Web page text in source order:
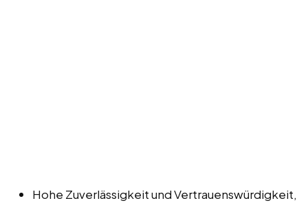
Hohe Zuverlässigkeit und Vertrauenswürdigkeit,